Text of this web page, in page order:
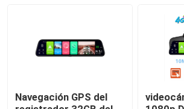
Navegación GPS del